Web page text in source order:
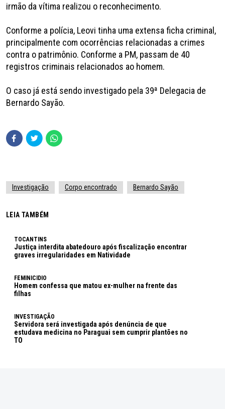
irmão da vítima realizou o reconhecimento.
Conforme a polícia, Leovi tinha uma extensa ficha criminal,
principalmente com ocorrências relacionadas a crimes
contra o patrimônio. Conforme a PM, passam de 40
registros criminais relacionados ao homem.
O caso já está sendo investigado pela 39ª Delegacia de
Bernardo Sayão.
Investigação Corpo encontrado Bernardo Sayão
LEIA TAMBÉM
TOCANTINS
Justiça interdita abatedouro após fiscalização encontrar
graves irregularidades em Natividade
FEMINICIDIO
Homem confessa que matou ex-mulher na frente das
filhas
INVESTIGAÇÃO
Servidora será investigada após denúncia de que
estudava medicina no Paraguai sem cumprir plantões no
TO